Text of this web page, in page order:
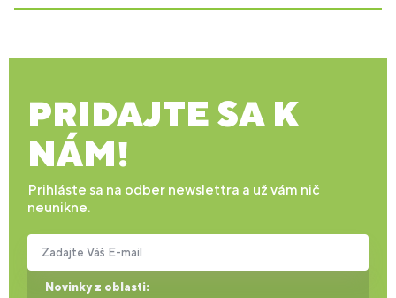
PRIDAJTE SA K
NÁM!
Prihláste sa na odber newslettra a už vám nič
neunikne.
Novinky z oblasti:
Zadajte Váš E-mail